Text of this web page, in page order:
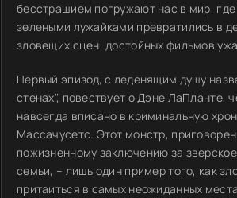
бесстрашием погружают нас в мир,
зелеными лужайками превратились в
зловещих сцен, достойных фильмов
Первый эпизод, с леденящим душу
стенах", повествует о Дэне ЛаПланте,
навсегда вписано в криминальную
Массачусетс. Этот монстр,
пожизненному заключению за
семьи, – лишь один пример того, как
притаиться в самых неожиданных